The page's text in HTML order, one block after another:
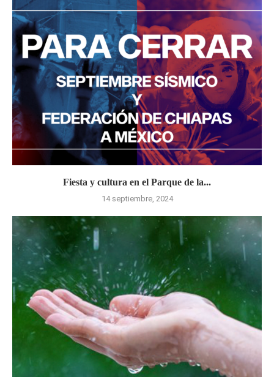
Fiesta y cultura en el Parque de la...
14 septiembre, 2024